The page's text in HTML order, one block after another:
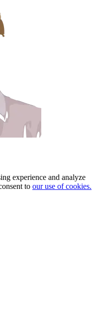
experience and analyze
to our use of cookies.